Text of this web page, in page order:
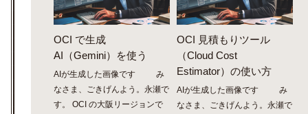
OCI で生成
AI（Gemini）を使う
AIが生成した画像です み
なさま、ごきげんよう。永瀬で
す。 OCI の大阪リージョンで
OCI 見積もりツール
（Cloud Cost
Estimator）の使い方
AIが生成した画像です み
なさま、ごきげんよう。永瀬で